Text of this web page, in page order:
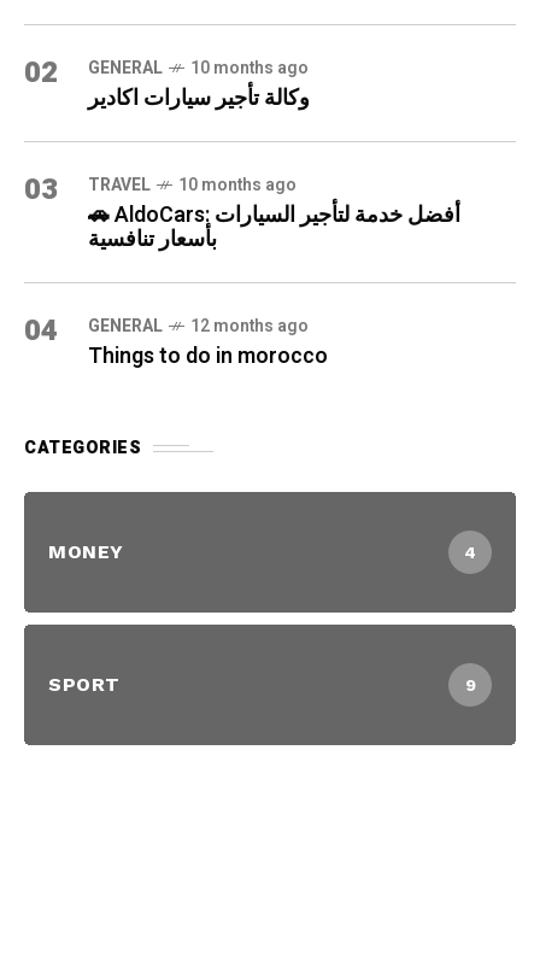
02 GENERAL 10 months ago
وكالة تأجير سيارات اكادير
03 TRAVEL 10 months ago
🚗 AldoCars: أفضل خدمة لتأجير السيارات
بأسعار تنافسية
04 GENERAL 12 months ago
Things to do in morocco
CATEGORIES
MONEY 4
SPORT 9